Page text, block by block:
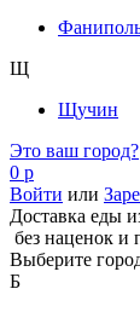
Щ
Щучин
Это ваш город?
0 р
Войти или
Доставка еды
без наценок и
Выберите
Б